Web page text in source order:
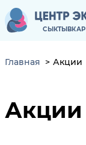
СЫКТЫВКАР
Главная Акции
Акции